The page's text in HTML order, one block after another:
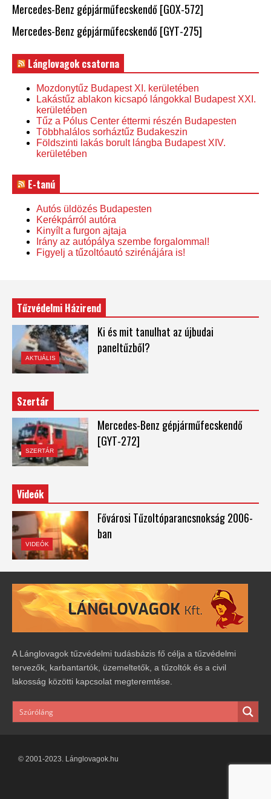
Mercedes-Benz gépjárműfecskendő [GOX-572]
Mercedes-Benz gépjárműfecskendő [GYT-275]
Lánglovagok csatorna
Mozdonytűz Budapest XI. kerületében
Lakástűz ablakon kicsapó lángokkal Budapest XXI.
kerületében
Tűz a Pólus Center éttermi részén Budapesten
Többhalálos sorháztűz Budakeszin
Földszinti lakás borult lángba Budapest XIV.
kerületében
E-tanú
Autós üldözés Budapesten
Kerékpárról autóra
Kinyílt a furgon ajtaja
Irány az autópálya szembe forgalommal!
Figyelj a tűzoltóautó szirénájára is!
Tűzvédelmi Házirend
AKTUÁLIS
Ki és mit tanulhat az újbudai
paneltűzből?
Szertár
SZERTÁR
Mercedes-Benz gépjárműfecskendő
[GYT-272]
Videók
VIDEÓK
Fővárosi Tűzoltóparancsnokság 2006-
ban
A Lánglovagok tűzvédelmi tudásbázis fő célja a tűzvédelmi
tervezők, karbantartók, üzemeltetők, a tűzoltók és a civil
lakosság közötti kapcsolat megteremtése.
© 2001-2023. Lánglovagok.hu